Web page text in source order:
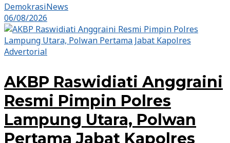
DemokrasiNews
06/08/2026
Advertorial
AKBP Raswidiati Anggraini
Resmi Pimpin Polres
Lampung Utara, Polwan
Pertama Jabat Kapolres